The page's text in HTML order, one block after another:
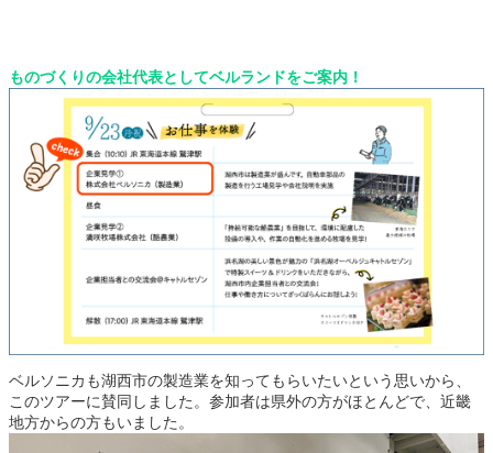
ものづくりの会社代表としてベルランドをご案内！
ベルソニカも湖西市の製造業を知ってもらいたいという思いから、
このツアーに賛同しました。参加者は県外の方がほとんどで、近畿
地方からの方もいました。